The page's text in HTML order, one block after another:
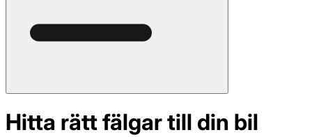
Hitta rätt fälgar till din bil